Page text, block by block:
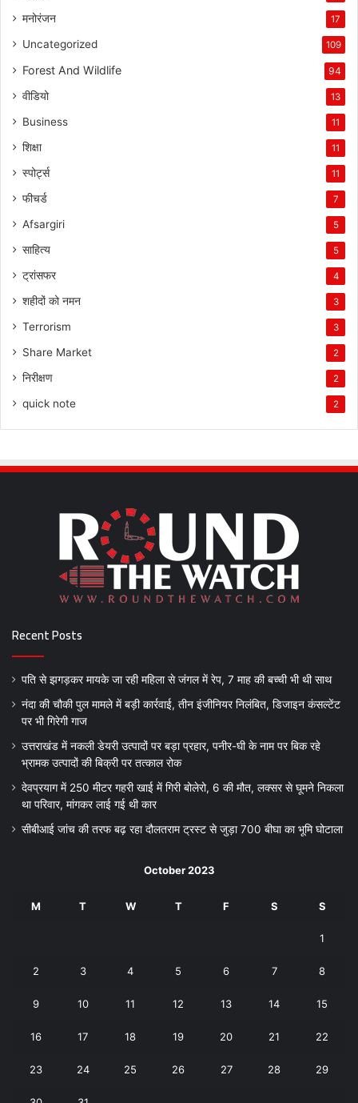
मनोरंजन 17
Uncategorized 109
Forest And Wildlife 94
वीडियो 13
Business 11
शिक्षा 11
स्पोर्ट्स 11
फीचर्ड 7
Afsargiri 5
साहित्य 5
ट्रांसफर 4
शहीदों को नमन 3
Terrorism 3
Share Market 2
निरीक्षण 2
quick note 2
Recent Posts
पति से झगड़कर मायके जा रही महिला से जंगल में रेप, 7 माह की बच्ची भी थी साथ
नंदा की चौकी पुल मामले में बड़ी कार्रवाई, तीन इंजीनियर निलंबित, डिजाइन कंसल्टेंट
पर भी गिरेगी गाज
उत्तराखंड में नकली डेयरी उत्पादों पर बड़ा प्रहार, पनीर-घी के नाम पर बिक रहे
भ्रामक उत्पादों की बिक्री पर तत्काल रोक
देवप्रयाग में 250 मीटर गहरी खाई में गिरी बोलेरो, 6 की मौत, लक्सर से घूमने निकला
था परिवार, मांगकर लाई गई थी कार
सीबीआई जांच की तरफ बढ़ रहा दौलतराम ट्रस्ट से जुड़ा 700 बीघा का भूमि घोटाला
October 2023
M T W T F S S
1
2 3 4 5 6 7 8
9 10 11 12 13 14 15
16 17 18 19 20 21 22
23 24 25 26 27 28 29